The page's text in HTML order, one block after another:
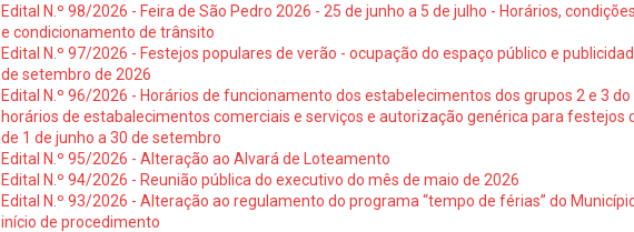
Edital N.º 98/2026 - Feira de São Pedro 2026 - 25 de junho a 5 de julho - Horários,
e condicionamento de trânsito
Edital N.º 97/2026 - Festejos populares de verão - ocupação do espaço público e
de setembro de 2026
Edital N.º 96/2026 - Horários de funcionamento dos estabelecimentos dos grupos 2 e 3
horários de estabalecimentos comerciais e serviços e autorização genérica para festejos
de 1 de junho a 30 de setembro
Edital N.º 95/2026 - Alteração ao Alvará de Loteamento
Edital N.º 94/2026 - Reunião pública do executivo do mês de maio de 2026
Edital N.º 93/2026 - Alteração ao regulamento do programa “tempo de férias” do
início de procedimento